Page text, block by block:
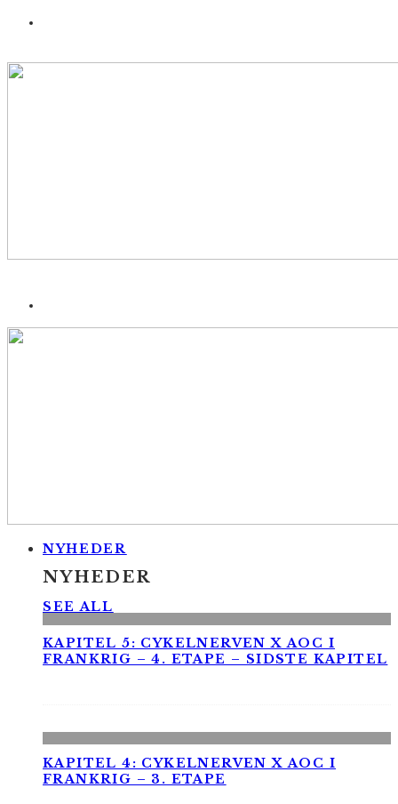
NYHEDER
NYHEDER
SEE ALL
KAPITEL 5: CYKELNERVEN X AOC I
FRANKRIG – 4. ETAPE – SIDSTE KAPITEL
KAPITEL 4: CYKELNERVEN X AOC I
FRANKRIG – 3. ETAPE